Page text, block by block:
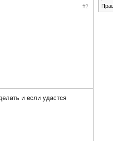
#2
и если удастся